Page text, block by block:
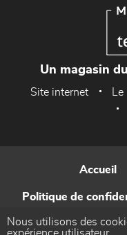
Un magasin
Site internet
Accueil
Politique de
Nous utilisons des